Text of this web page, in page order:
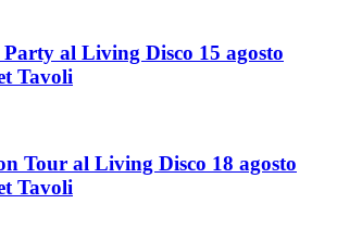
al Living Disco 15 agosto
Tavoli
Tour al Living Disco 18 agosto
Tavoli